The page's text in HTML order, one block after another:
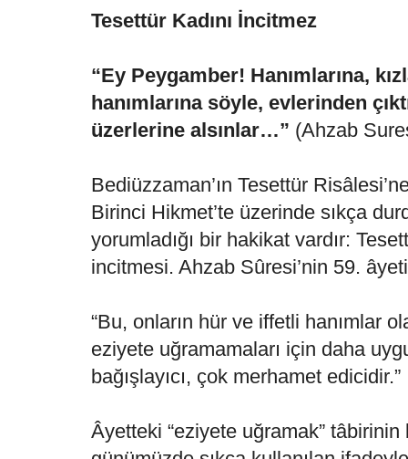
Tesettür Kadını İncitmez
“Ey Peygamber! Hanımlarına,
hanımlarına söyle, evlerinden
üzerlerine alsınlar…” (Ahzab
Bediüzzaman’ın Tesettür
Birinci Hikmet’te üzerinde sıkça
yorumladığı bir hakikat vardır:
incitmesi. Ahzab Sûresi’nin 59.
“Bu, onların hür ve iffetli hanımlar
eziyete uğramamaları için daha
bağışlayıcı, çok merhamet edicidir.”
Âyetteki “eziyete uğramak”